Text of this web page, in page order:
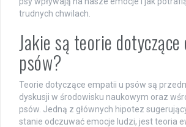
trudnych chwilach.
Jakie są teorie
psów?
Teorie dotyczące empatii u psów są
dyskusji w środowisku naukowym oraz
psów. Jedną z głównych hipotez
stanie odczuwać emocje ludzi, jest teoria